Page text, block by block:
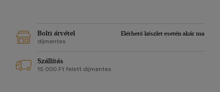
Bolti átvétel
Elérhető készlet esetén akár ma
díjmentes
Szállítás
15 000 Ft felett díjmentes